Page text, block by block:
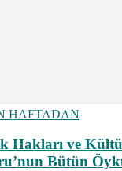
HAFTADAN
Hakları ve
Bütün